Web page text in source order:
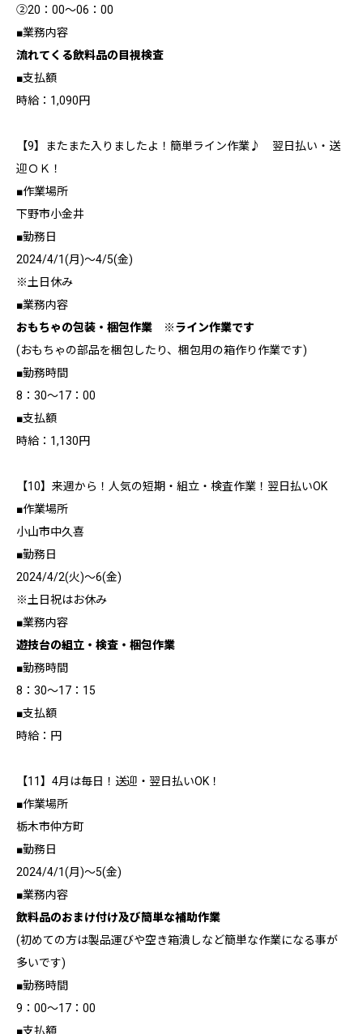
②20：00～06：00
■業務内容
流れてくる飲料品の目視検査
■支払額
時給：1,090円
【9】またまた入りましたよ！簡単ライン作業♪ 翌日払い・送
迎ＯＫ！
■作業場所
下野市小金井
■勤務日
2024/4/1(月)～4/5(金)
※土日休み
■業務内容
おもちゃの包装・梱包作業 ※ライン作業です
(おもちゃの部品を梱包したり、梱包用の箱作り作業です)
■勤務時間
8：30～17：00
■支払額
時給：1,130円
【10】来週から！人気の短期・組立・検査作業！翌日払いOK
■作業場所
小山市中久喜
■勤務日
2024/4/2(火)～6(金)
※土日祝はお休み
■業務内容
遊技台の組立・検査・梱包作業
■勤務時間
8：30～17：15
■支払額
時給：円
【11】4月は毎日！送迎・翌日払いOK！
■作業場所
栃木市仲方町
■勤務日
2024/4/1(月)～5(金)
■業務内容
飲料品のおまけ付け及び簡単な補助作業
(初めての方は製品運びや空き箱潰しなど簡単な作業になる事が
多いです)
■勤務時間
9：00～17：00
■支払額